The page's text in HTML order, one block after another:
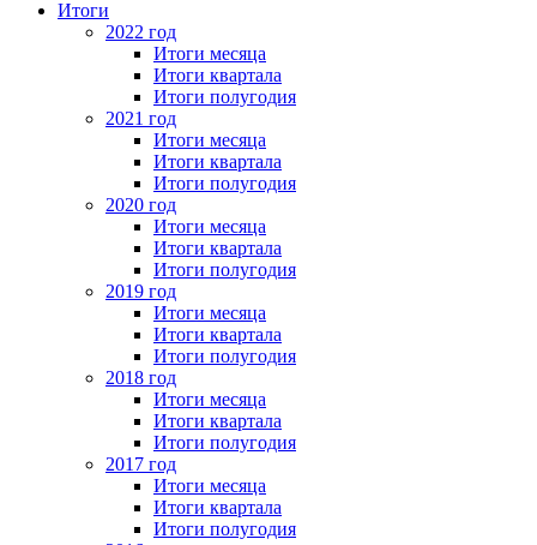
Итоги
2022 год
Итоги месяца
Итоги квартала
Итоги полугодия
2021 год
Итоги месяца
Итоги квартала
Итоги полугодия
2020 год
Итоги месяца
Итоги квартала
Итоги полугодия
2019 год
Итоги месяца
Итоги квартала
Итоги полугодия
2018 год
Итоги месяца
Итоги квартала
Итоги полугодия
2017 год
Итоги месяца
Итоги квартала
Итоги полугодия